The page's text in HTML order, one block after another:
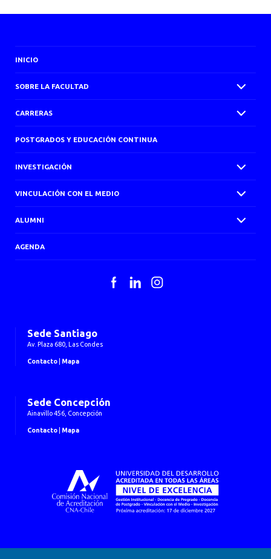
INICIO
SOBRE LA FACULTAD
CARRERAS
POSTGRADOS Y EDUCACIÓN CONTINUA
INVESTIGACIÓN
VINCULACIÓN CON EL MEDIO
ALUMNI
AGENDA
FacebookLinkedInInstagram
Sede Santiago
Av. Plaza 680, Las Condes
Contacto Mapa
Sede Concepción
Ainavillo 456, Concepción
Contacto Mapa